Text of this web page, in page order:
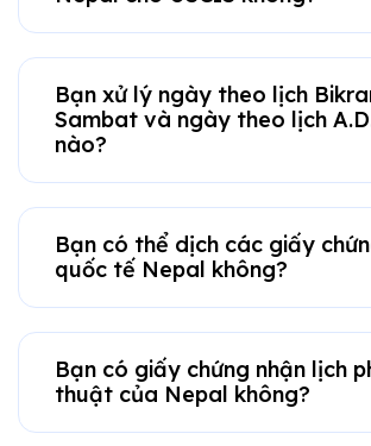
Bạn xử lý ngày theo lịch
Sambat và ngày theo lịch
nào?
Bạn có thể dịch các giấy
quốc tế Nepal không?
Bạn có giấy chứng nhận lịch
thuật của Nepal không?